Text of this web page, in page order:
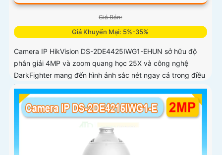
Giá Bán:
Giá Khuyến Mại: 5%-35%
Camera IP HikVision DS-2DE4425IWG1-EHUN sở hữu độ
phân giải 4MP và zoom quang học 25X và công nghệ
DarkFighter mang đến hình ảnh sắc nét ngay cả trong điều
kiện thiếu sáng